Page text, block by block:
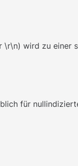
\r\n) wird zu einer
für